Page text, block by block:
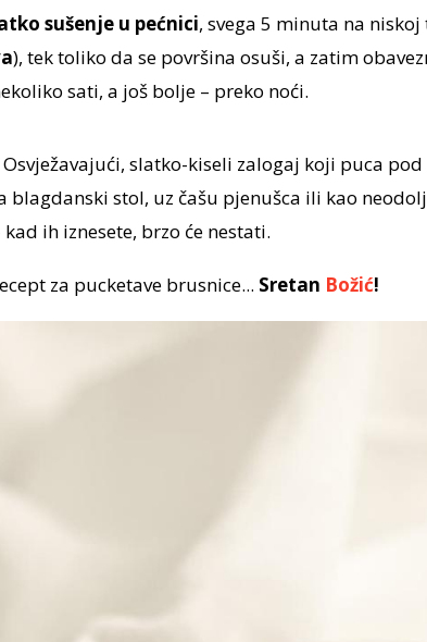
sušenje u pećnici, svega 5 minuta na
), tek toliko da se površina osuši, a zatim
sati, a još bolje – preko noći.
Osvježavajući, slatko-kiseli zalogaj koji puca
blagdanski stol, uz čašu pjenušca ili kao
ih iznesete, brzo će nestati.
za pucketave brusnice... Sretan Božić!